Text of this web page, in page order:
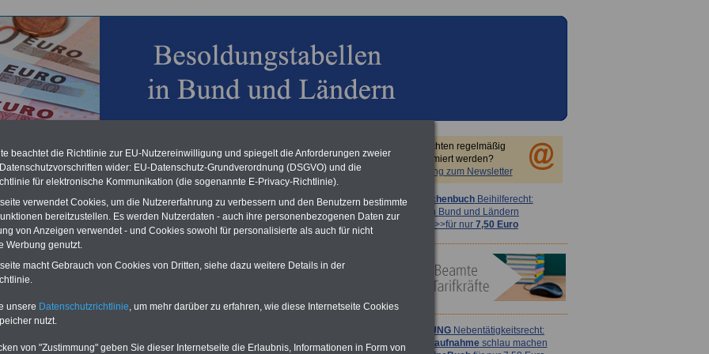
hat die Berliner Landesbesoldung für verfassungs-
(Berlin muss bisMärz 2027 eine Neuregelung der Besoldung
Auch beim Bund (Beamte & Ruhestandsbeamte) gibt es teilweise
mind. 3.000 und 13.000 Euro, Der INFO-SERVICE gibt hierzu eine
heraus, die unmittelbar nach dem Beschluss des Gesetzentwurfs der
vorgelegt wird (wahrscheinlich im Quartal.2026 >>>
zur
der Broschüre
nline S ervice für 10 Euro
Sie möchten regelmäßig
informiert werden?
Anmeldung zum Newsletter
TaschenbuchBeihilferecht:
in Bund und Ländern
>>>für nur 7,50 Euro
ACHTUNG Nebentätigkeitsrecht:
vor Jobaufnahmeschlau machen
beachtet die Richtlinie zur EU-Nutzereinwilligung und spiegelt die Anforderungen zweier
wider: EU-Datenschutz-Grundverordnung (DSGVO) und die
für elektronische Kommunikation (die sogenannte E-Privacy-Richtlinie).
verwendet Cookies, um die Nutzererfahrung zu verbessern und den Benutzern bestimmte
bereitzustellen. Es werden Nutzerdaten - auch ihre personenbezogenen Daten zur
von Anzeigen verwendet - und Cookies sowohl für personalisierte als auch für nicht
Werbung genutzt.
macht Gebrauch von Cookies von Dritten, siehe dazu weitere Details in der
unsere Datenschutzrichtlinie, um mehr darüber zu erfahren, wie diese Internetseite Cookies
nutzt.
von "Zustimmung" geben Sie dieser Internetseite die Erlaubnis, Informationen in Form von